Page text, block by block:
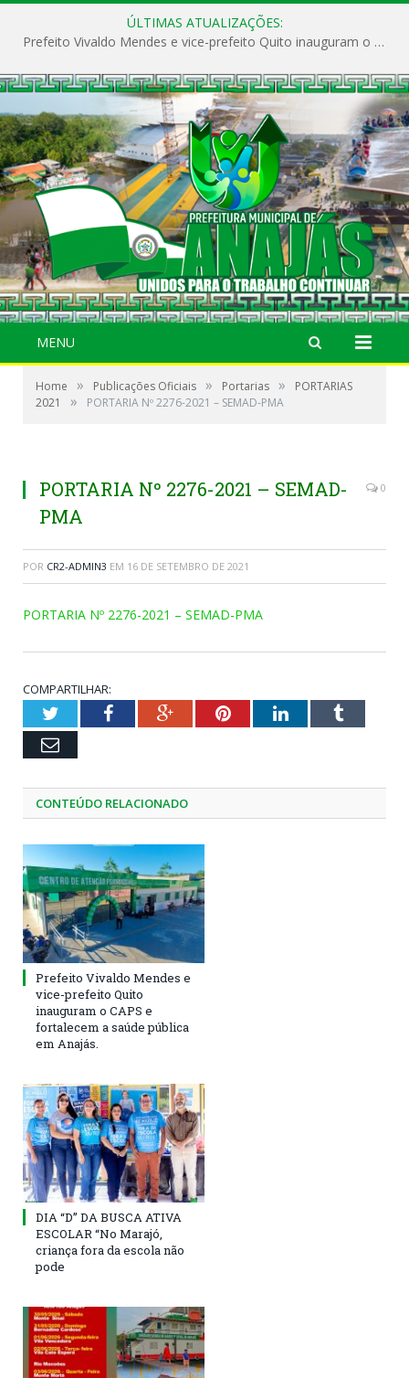
ÚLTIMAS ATUALIZAÇÕES:
Prefeito Vivaldo Mendes e vice-prefeito Quito inauguram o CAPS e fortalecem a saúde pública em Anajás.
MENU
Home » Publicações Oficiais » Portarias »
PORTARIAS
2021
» PORTARIA Nº 2276-2021 – SEMAD-PMA
PORTARIA Nº 2276-2021 – SEMAD-
PMA
0
POR CR2-ADMIN3 EM 16 DE SETEMBRO DE 2021
PORTARIA Nº 2276-2021 – SEMAD-PMA
COMPARTILHAR:
TwitterFacebookGoogle+PinterestLinkedInTumblr
Email
CONTEÚDO RELACIONADO
Prefeito Vivaldo Mendes e
vice-prefeito Quito
inauguram o CAPS e
fortalecem a saúde pública
em Anajás.
DIA “D” DA BUSCA ATIVA
ESCOLAR “No Marajó,
criança fora da escola não
pode